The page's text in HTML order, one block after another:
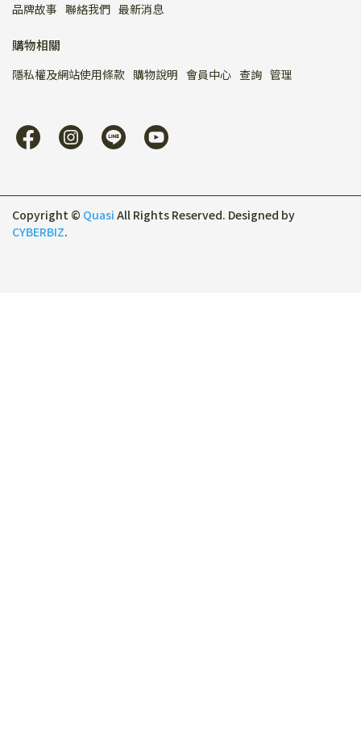
品牌故事 聯絡我們 最新消息
購物相關
隱私權及網站使用條款 購物說明 會員中心 查詢 管理
Copyright © Quasi All Rights Reserved. Designed by
CYBERBIZ.